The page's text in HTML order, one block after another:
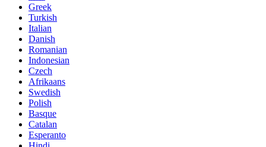
Greek
Turkish
Italian
Danish
Romanian
Indonesian
Czech
Afrikaans
Swedish
Polish
Basque
Catalan
Esperanto